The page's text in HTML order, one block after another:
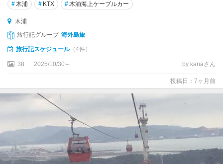
余
昌
原
・
海
春
浦
束
草
#木浦 # KTX #木浦海上ケーブルカー
木浦
旅行記グループ 海外島旅
旅行記スケジュール（4件）
38 2025/10/30～ by kanaさん
投稿日：7ヶ月前